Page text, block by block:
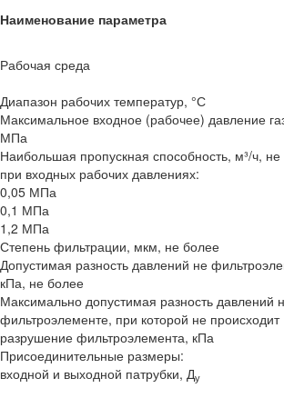
Наименование параметра
Рабочая среда
Диапазон рабочих температур, °С
Максимальное входное (рабочее) давление
МПа
Наибольшая пропускная способность, м³/ч,
при входных рабочих давлениях:
0,05 МПа
0,1 МПа
1,2 МПа
Степень фильтрации, мкм, не более
Допустимая разность давлений не
кПа, не более
Максимально допустимая разность давлений
фильтроэлементе, при которой не происходит
разрушение фильтроэлемента, кПа
Присоединительные размеры:
входной и выходной патрубки, Ду